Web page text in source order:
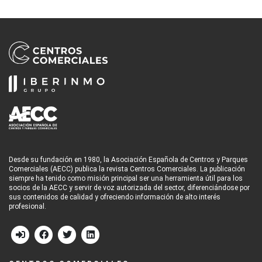
Desde su fundación en 1980, la Asociación Española de Centros y Parques
Comerciales (AECC) publica la revista Centros Comerciales. La publicación
siempre ha tenido como misión principal ser una herramienta útil para los
socios de la AECC y servir de voz autorizada del sector, diferenciándose por
sus contenidos de calidad y ofreciendo información de alto interés
profesional.